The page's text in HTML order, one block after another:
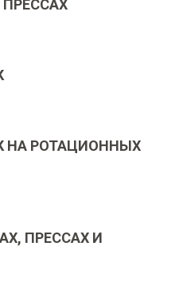
НА РОТАЦИОННЫХ
ПРЕССАХ И